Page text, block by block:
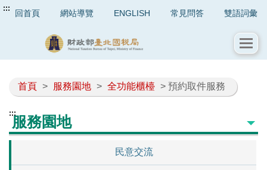
::: 回首頁 網站導覽 ENGLISH 常見問答 雙語詞彙
首頁 > 服務園地 > 全功能櫃檯 > 預約取件服務
:::服務園地
民意交流